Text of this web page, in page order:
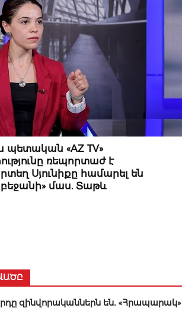
«AZ TV»
ռեպորտաժ է
Սյունիքը համարել են
մաս. Տաթև
զինվորականներն են․ «Հրապարակ»